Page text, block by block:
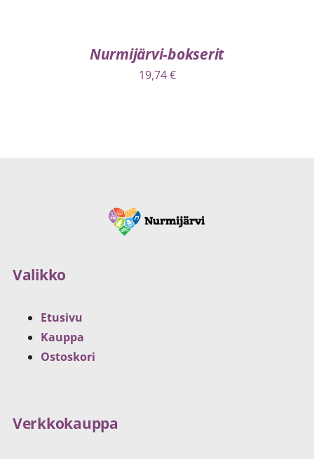
Nurmijärvi-bokserit
19,74€
Valikko
Etusivu
Kauppa
Ostoskori
Verkkokauppa